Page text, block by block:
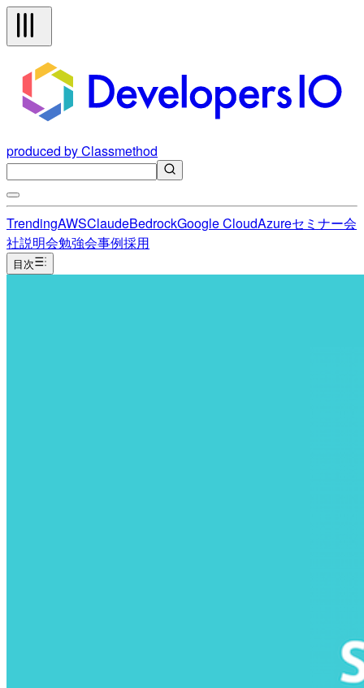
produced by Classmethod
TrendingAWSClaudeBedrockGoogle CloudAzureセミナー会
社説明会勉強会事例採用
目次